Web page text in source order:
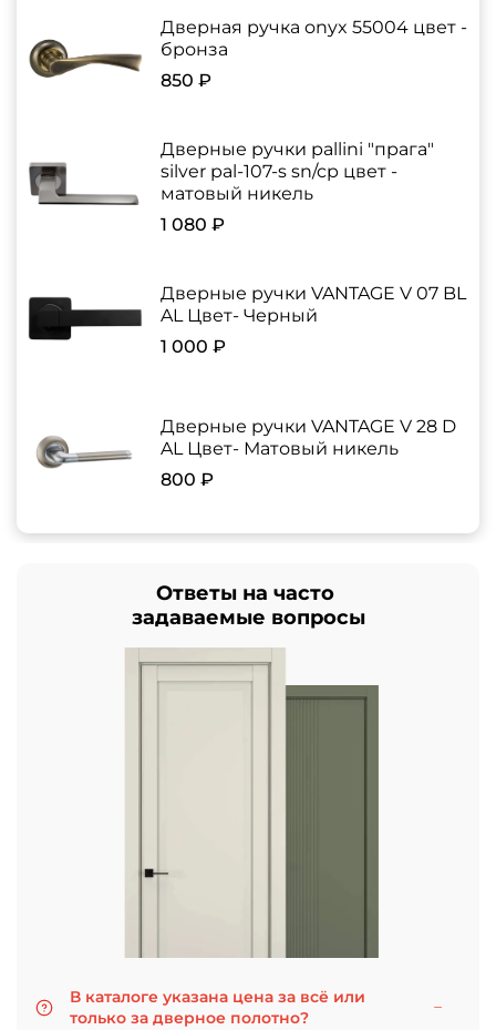
Дверная ручка onyx 55004 цвет -
бронза
850 ₽
Дверные ручки pallini "прага"
silver pal-107-s sn/cp цвет -
матовый никель
1 080 ₽
Дверные ручки VANTAGE V 07 BL
AL Цвет- Черный
1 000 ₽
Дверные ручки VANTAGE V 28 D
AL Цвет- Матовый никель
800 ₽
Ответы на часто
задаваемые вопросы
В каталоге указана цена за всё или
только за дверное полотно?